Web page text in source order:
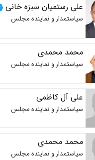
علی رستمیان سبزه خانی
سیاستمدار و نماینده مجلس
محمد محمدی
سیاستمدار و نماینده مجلس
علی آل کاظمی
سیاستمدار و نماینده مجلس
محمد محمدی
سیاستمدار و نماینده مجلس